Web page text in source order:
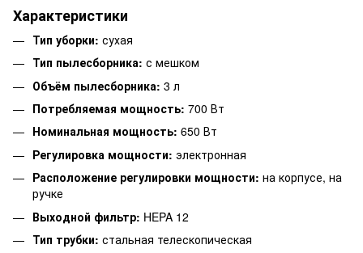
Характеристики
Тип уборки: сухая
Тип пылесборника: с мешком
Объём пылесборника: 3 л
Потребляемая мощность: 700 Вт
Номинальная мощность: 650 Вт
Регулировка мощности: электронная
Расположение регулировки мощности: на корпусе, на
ручке
Выходной фильтр: HEPA 12
Тип трубки: стальная телескопическая